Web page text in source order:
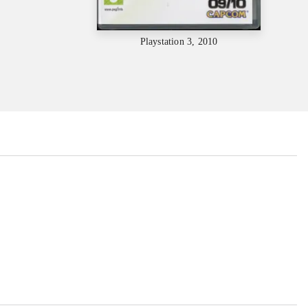
Playstation 3, 2010